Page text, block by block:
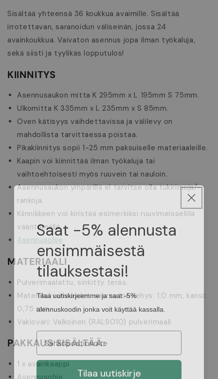
Sisältää yhteensä 36 koukkua avaimille. Sisältää
irrotettavan, saranoidun väliseinän, jossa 24
avainkoukkua. Vaivaton asennus jopa ilman työkaluja,
sekä siisti ja tyylikäs lopputulos!
KIINNITYS
Asennusaukon mitta K 295mm x L 195mm S 75mm.
Ulkomitta K 335mm x L 235mm x S 85mm.
Oven kätisyys vaihdettavissa ja välilevy on
mahdollista tarvittaessa poistaa.
Pikakiinnitys sopii 1-25 mm paksuiselle materiaaleille.
Kaapin voi kiinnittää ilman työkaluja tai
vaihtoehtoisesti myös ruuvein tai nauloin.
Asennusaukon ympärillä ei tarvitse olla tukirimoja/-
rankoja.
Kiinnikkeen voi kiristää esimerkiksi ruuvimeisselillä
vääntämällä.
Asennusohje
MATERIAALI
Pulverimaalattu, sinkitty teräs.
Materiaalivahvuudet: saumaton kehys: 1,0 mm, kansi:
0,75 mm.
Vakioväri: Valkoinen (RAL9010) pulverimaali
PAKKAUS SISÄLTÄÄ:
1 x avainkaappi
Asennusohje
Saat -5% alennusta
ensimmäisestä
tilauksestasi!
Tilaa uutiskirje